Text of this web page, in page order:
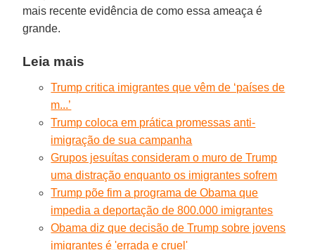
mais recente evidência de como essa ameaça é
grande.
Leia mais
Trump critica imigrantes que vêm de ‘países de
m...’
Trump coloca em prática promessas anti-
imigração de sua campanha
Grupos jesuítas consideram o muro de Trump
uma distração enquanto os imigrantes sofrem
Trump põe fim a programa de Obama que
impedia a deportação de 800.000 imigrantes
Obama diz que decisão de Trump sobre jovens
imigrantes é 'errada e cruel'